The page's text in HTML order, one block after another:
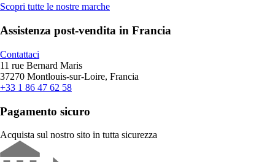
Scopri tutte le nostre marche
Assistenza post-vendita in Francia
Contattaci
11 rue Bernard Maris
37270 Montlouis-sur-Loire, Francia
+33 1 86 47 62 58
Pagamento sicuro
Acquista sul nostro sito in tutta sicurezza